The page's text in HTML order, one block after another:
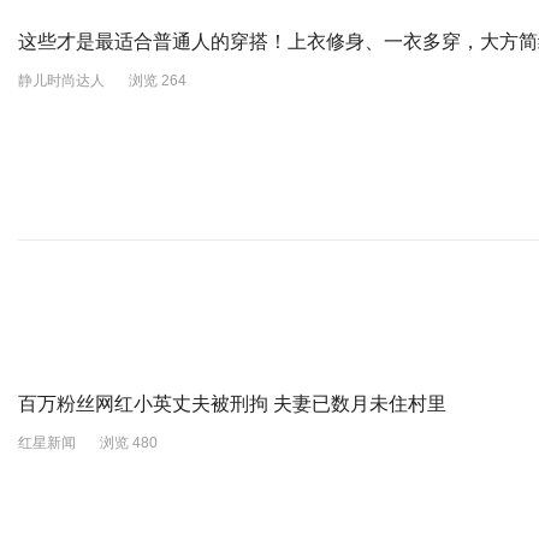
这些才是最适合普通人的穿搭！上衣修身、一衣多穿，大方
静儿时尚达人 浏览 264
百万粉丝网红小英丈夫被刑拘 夫妻已数月未住村里
红星新闻 浏览 480